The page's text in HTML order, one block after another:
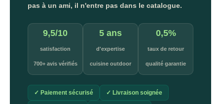
pas à un ami, il n'entre pas dans le catalogue.
9,5/10
satisfaction
700+ avis vérifiés
5 ans
d'expertise
cuisine outdoor
0,5%
taux de retour
qualité garantie
✓ Paiement sécurisé ✓ Livraison soignée